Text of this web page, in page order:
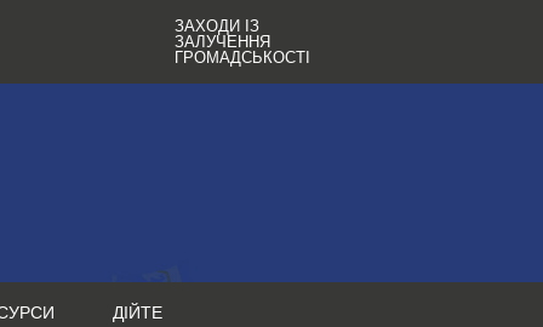
ЗАХОДИ ІЗ
ЗАЛУЧЕННЯ
ГРОМАДСЬКОСТІ
ДІЙТЕ